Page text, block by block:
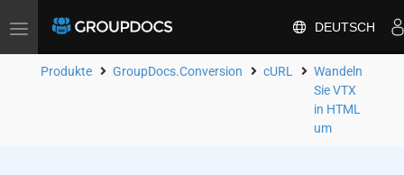
Toggle
DEUTSCH
Produkte GroupDocs.Conversion cURL
Wandeln
Sie VTX
in HTML
um